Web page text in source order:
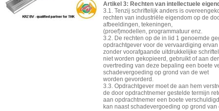
Artikel 3: Rechten van intellectuele
3.1. Tenzij schriftelijk anders is
rechten van industriële eigendom op de
afbeeldingen, tekeningen,
(proef)modellen, programmatuur enz.
3.2. De rechten op de in lid 1 genoemde
opdrachtgever voor de vervaardiging
zonder voorafgaande uitdrukkelijke
niet worden gekopieerd, gebruikt of aan
overtreding van deze bepaling een boete
schadevergoeding op grond van de wet
worden gevorderd.
3.3. Opdrachtgever moet de aan hem
de door opdrachtnemer gestelde termijn
aan opdrachtnemer een boete
kan naast schadevergoeding op grond